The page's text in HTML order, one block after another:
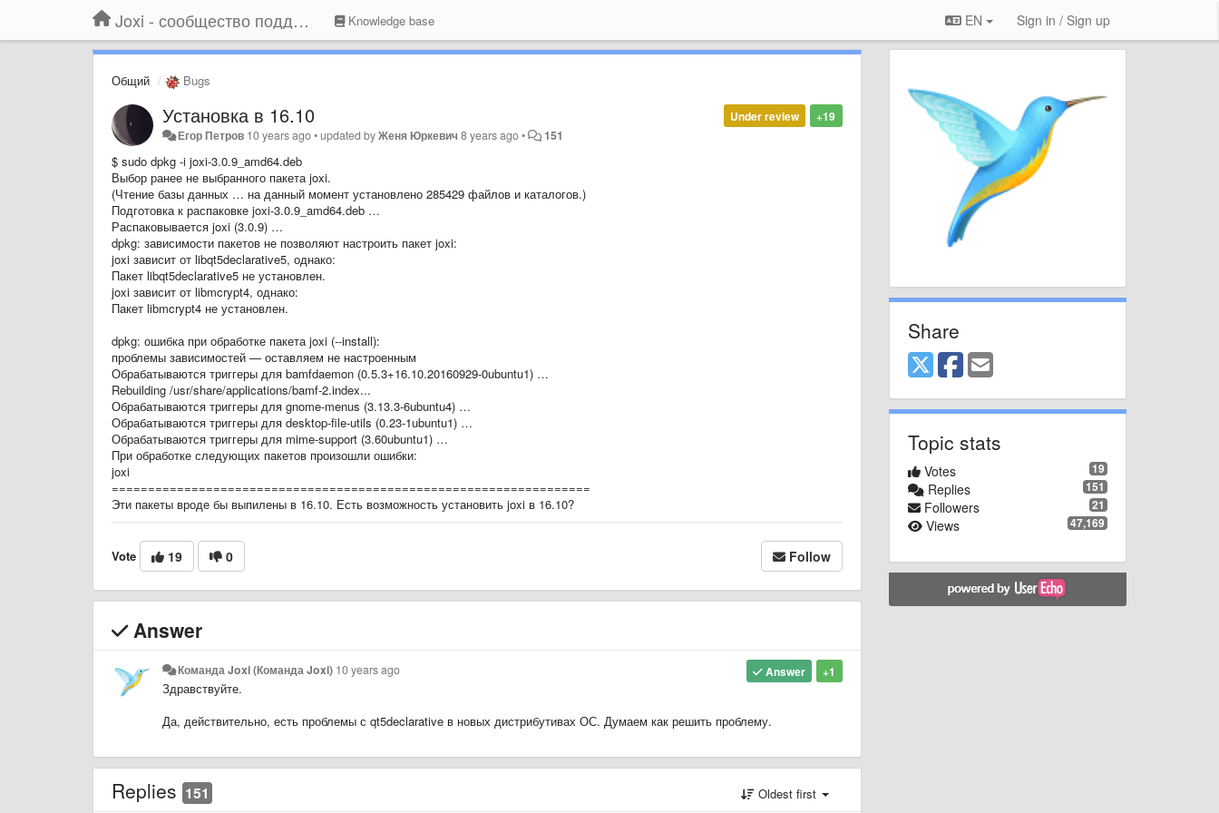
Joxi - сообщество поддержки Knowledge base EN Sign in / Sign up
Общий Bugs
+19
Under review
Установка в 16.10
Егор Петров 10 years ago•updated byЖеня Юркевич 8 years ago• 151
$ sudo dpkg -i joxi-3.0.9_amd64.deb
Выбор ранее не выбранного пакета joxi.
(Чтение базы данных … на данный момент установлено 285429 файлов и каталогов.)
Подготовка к распаковке joxi-3.0.9_amd64.deb …
Распаковывается joxi (3.0.9) …
dpkg: зависимости пакетов не позволяют настроить пакет joxi:
joxi зависит от libqt5declarative5, однако:
Пакет libqt5declarative5 не установлен.
joxi зависит от libmcrypt4, однако:
Пакет libmcrypt4 не установлен.
dpkg: ошибка при обработке пакета joxi (--install):
проблемы зависимостей — оставляем не настроенным
Обрабатываются триггеры для bamfdaemon (0.5.3+16.10.20160929-0ubuntu1) …
Rebuilding /usr/share/applications/bamf-2.index...
Обрабатываются триггеры для gnome-menus (3.13.3-6ubuntu4) …
Обрабатываются триггеры для desktop-file-utils (0.23-1ubuntu1) …
Обрабатываются триггеры для mime-support (3.60ubuntu1) …
При обработке следующих пакетов произошли ошибки:
joxi
==================================================================
Эти пакеты вроде бы выпилены в 16.10. Есть возможность установить joxi в 16.10?
Vote 19 0 Follow
Answer
+1
Answer
Команда Joxi (Команда Joxi) 10 years ago
Здравствуйте.
Да, действительно, есть проблемы с qt5declarative в новых дистрибутивах ОС. Думаем как решить проблему.
Replies 151 Oldest first
Share
Topic stats
19
Votes
151
Replies
21
Followers
47,169
Views